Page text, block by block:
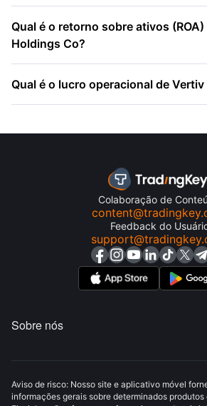
Qual é o retorno sobre ativos
Holdings Co?
Qual é o lucro operacional de
Colaboração de
Feedback do
Sobre nós
Aviso de risco: Nosso site e aplicativo móvel
informações gerais sobre determinados